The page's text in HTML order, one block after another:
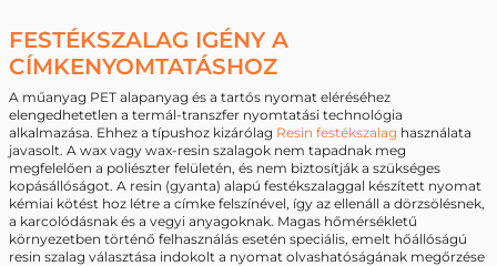
FESTÉKSZALAG IGÉNY A
CÍMKENYOMTATÁSHOZ
A műanyag PET alapanyag és a tartós nyomat eléréséhez
elengedhetetlen a termál-transzfer nyomtatási technológia
alkalmazása. Ehhez a típushoz kizárólag Resin festékszalag használata
javasolt. A wax vagy wax-resin szalagok nem tapadnak meg
megfelelően a poliészter felületén, és nem biztosítják a szükséges
kopásállóságot. A resin (gyanta) alapú festékszalaggal készített nyomat
kémiai kötést hoz létre a címke felszínével, így az ellenáll a dörzsölésnek,
a karcolódásnak és a vegyi anyagoknak. Magas hőmérsékletű
környezetben történő felhasználás esetén speciális, emelt hőállóságú
resin szalag választása indokolt a nyomat olvashatóságának megőrzése